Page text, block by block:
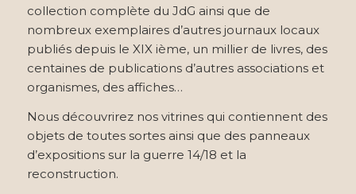
collection complète du JdG ainsi que de
nombreux exemplaires d’autres journaux locaux
publiés depuis le XIX ième, un millier de livres, des
centaines de publications d’autres associations et
organismes, des affiches…
Nous découvrirez nos vitrines qui contiennent des
objets de toutes sortes ainsi que des panneaux
d’expositions sur la guerre 14/18 et la
reconstruction.